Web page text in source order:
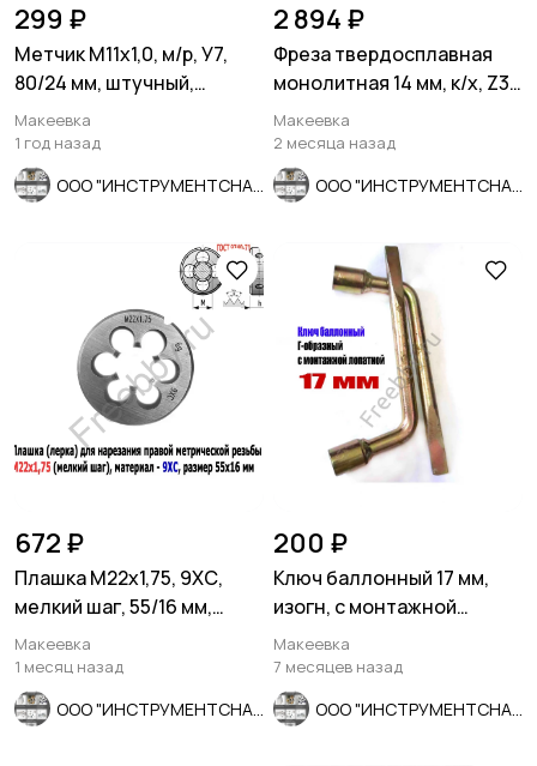
299 ₽
Метчик М11х1,0, м/р, У7,
80/24 мм, штучный,
мелкий шаг, ГОСТ 3266-81.
Макеевка
1 год назад
2 894 ₽
Фреза твердосплавная
монолитная 14 мм, к/х, Z3,
ВК8, 130/40 мм, СССР.
Макеевка
2 месяца назад
672 ₽
Плашка М22х1,75, 9ХС,
мелкий шаг, 55/16 мм,
ГОСТ 7740-71
Макеевка
1 месяц назад
200 ₽
Ключ баллонный 17 мм,
изогн, с монтажной
лопаткой, оцинкованный,
СССР.
Макеевка
7 месяцев назад